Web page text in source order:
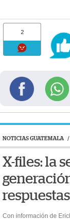
2
NOTICIAS GUATEMALA /
X-files: la
Con información de